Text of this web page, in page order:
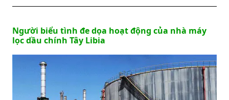
Người biểu tình đe dọa hoạt động của nhà máy
lọc dầu chính Tây Libia